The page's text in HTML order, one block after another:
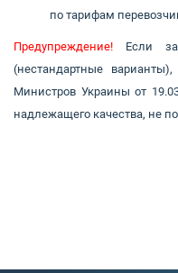
по тарифам
Предупреждение! Если
(нестандартные
Министров Украины от
надлежащего качества, не